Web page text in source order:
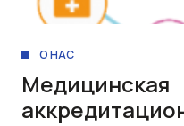
О НАС
Медицинская